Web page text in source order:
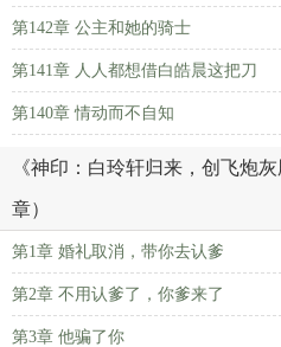
第142章 公主和她的骑士
第141章 人人都想借白皓晨这把刀
第140章 情动而不自知
《神印：白玲轩归来，创飞炮
章）
第1章 婚礼取消，带你去认爹
第2章 不用认爹了，你爹来了
第3章 他骗了你